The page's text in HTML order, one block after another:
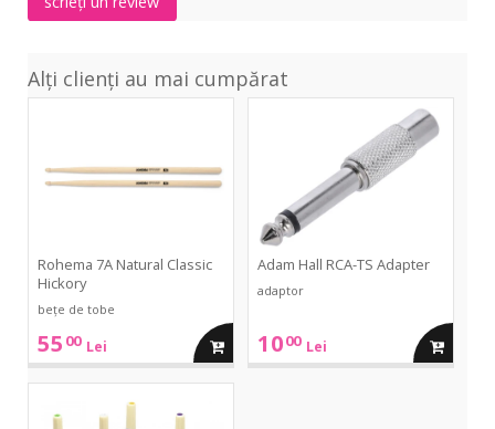
Alți clienți au mai cumpărat
Hickory
Rohema 7A Natural Classic
Hickory
bețe de tobe
55 00 Lei adauga
Adam Hall RCA-TS Adapter
adaptor
1000 Lei adauga
SET